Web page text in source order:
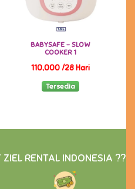
BABYSAFE - SLOW
COOKER 1
110,000 /28 Hari
Tersedia
RENTAL INDONESIA ??